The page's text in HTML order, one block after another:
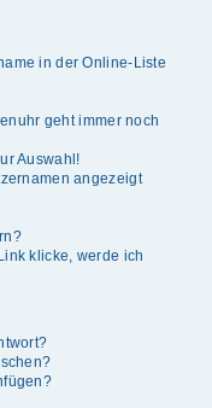
in der Online-Liste
geht immer noch
Auswahl!
angezeigt
klicke, werde ich